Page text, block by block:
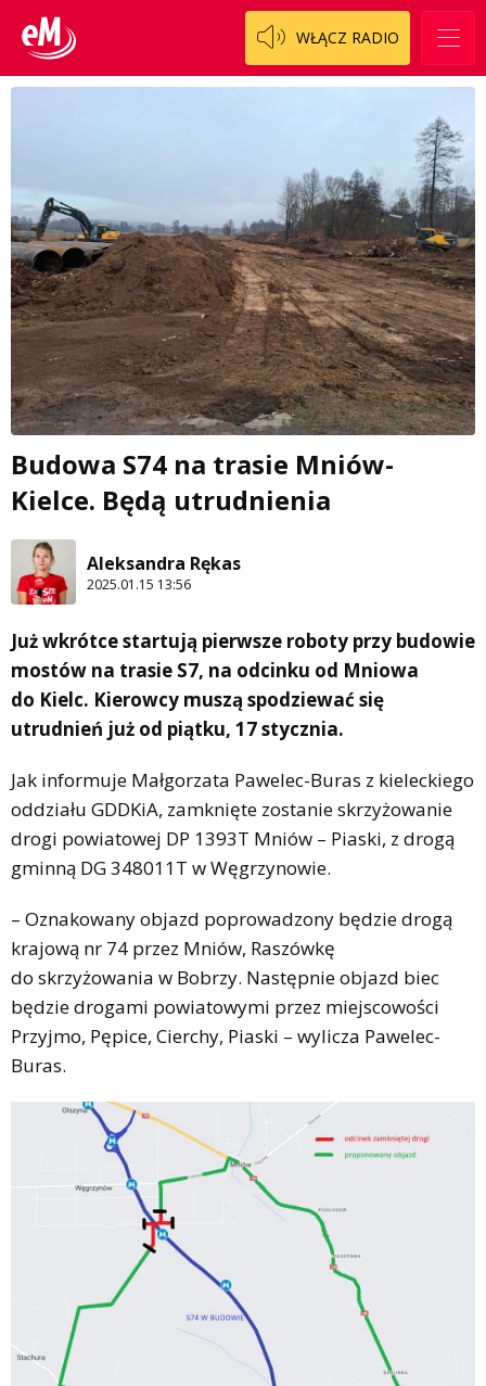
WŁĄCZ RADIO
Budowa S74 na trasie Mniów-
Kielce. Będą utrudnienia
Aleksandra Rękas
2025.01.15 13:56
Już wkrótce startują pierwsze roboty przy budowie
mostów na trasie S7, na odcinku od Mniowa
do Kielc. Kierowcy muszą spodziewać się
utrudnień już od piątku, 17 stycznia.
Jak informuje Małgorzata Pawelec-Buras z kieleckiego
oddziału GDDKiA, zamknięte zostanie skrzyżowanie
drogi powiatowej DP 1393T Mniów – Piaski, z drogą
gminną DG 348011T w Węgrzynowie.
– Oznakowany objazd poprowadzony będzie drogą
krajową nr 74 przez Mniów, Raszówkę
do skrzyżowania w Bobrzy. Następnie objazd biec
będzie drogami powiatowymi przez miejscowości
Przyjmo, Pępice, Cierchy, Piaski – wylicza Pawelec-
Buras.